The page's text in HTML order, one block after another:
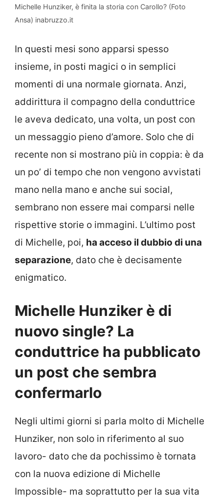
Michelle Hunziker, è finita la storia con Carollo? (Foto
Ansa) inabruzzo.it
In questi mesi sono apparsi spesso
insieme, in posti magici o in semplici
momenti di una normale giornata. Anzi,
addirittura il compagno della conduttrice
le aveva dedicato, una volta, un post con
un messaggio pieno d’amore. Solo che di
recente non si mostrano più in coppia: è da
un po’ di tempo che non vengono avvistati
mano nella mano e anche sui social,
sembrano non essere mai comparsi nelle
rispettive storie o immagini. L’ultimo post
di Michelle, poi, ha acceso il dubbio di una
separazione, dato che è decisamente
enigmatico.
Michelle Hunziker è di
nuovo single? La
conduttrice ha pubblicato
un post che sembra
confermarlo
Negli ultimi giorni si parla molto di Michelle
Hunziker, non solo in riferimento al suo
lavoro- dato che da pochissimo è tornata
con la nuova edizione di Michelle
Impossible- ma soprattutto per la sua vita